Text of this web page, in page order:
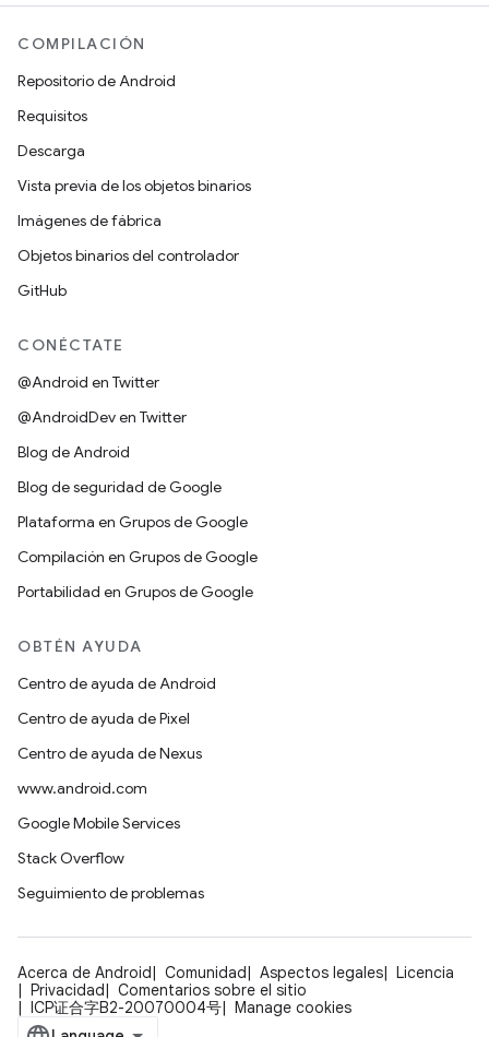
COMPILACIÓN
Repositorio de Android
Requisitos
Descarga
Vista previa de los objetos binarios
Imágenes de fábrica
Objetos binarios del controlador
GitHub
CONÉCTATE
@Android en Twitter
@AndroidDev en Twitter
Blog de Android
Blog de seguridad de Google
Plataforma en Grupos de Google
Compilación en Grupos de Google
Portabilidad en Grupos de Google
OBTÉN AYUDA
Centro de ayuda de Android
Centro de ayuda de Pixel
Centro de ayuda de Nexus
www.android.com
Google Mobile Services
Stack Overflow
Seguimiento de problemas
Acerca de Android Comunidad Aspectos legales
Licencia
Privacidad
Comentarios sobre el sitio
ICP证合字B2-20070004号
Manage cookies